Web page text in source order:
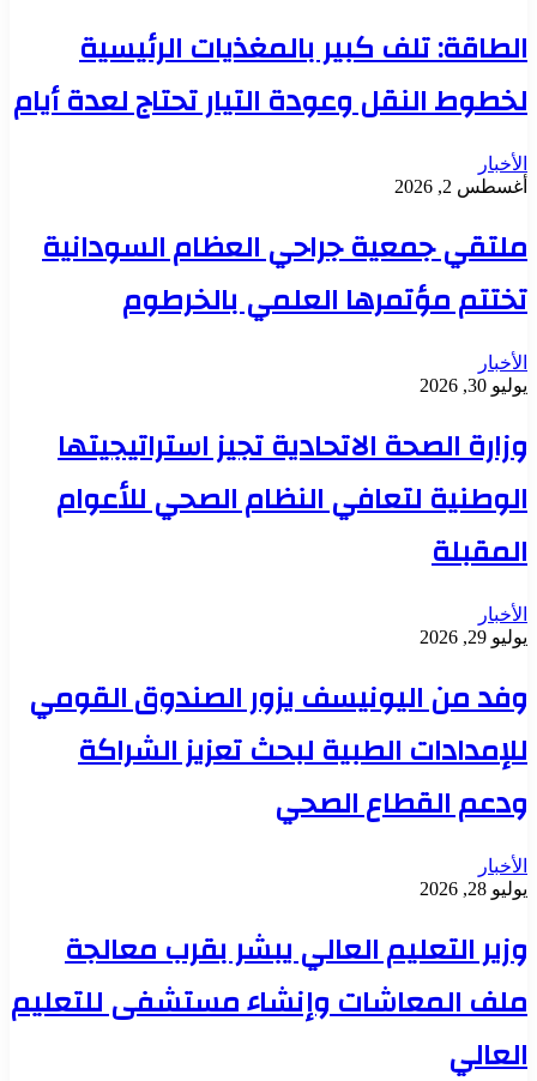
الطاقة: تلف كبير بالمغذيات الرئيسية
لخطوط النقل وعودة التيار تحتاج لعدة أيام
الأخبار
أغسطس 2, 2026
ملتقي جمعية جراحي العظام السودانية
تختتم مؤتمرها العلمي بالخرطوم
الأخبار
يوليو 30, 2026
وزارة الصحة الاتحادية تجيز استراتيجيتها
الوطنية لتعافي النظام الصحي للأعوام
المقبلة
الأخبار
يوليو 29, 2026
وفد من اليونيسف يزور الصندوق القومي
للإمدادات الطبية لبحث تعزيز الشراكة
ودعم القطاع الصحي
الأخبار
يوليو 28, 2026
وزير التعليم العالي يبشر بقرب معالجة
ملف المعاشات وإنشاء مستشفى للتعليم
العالي